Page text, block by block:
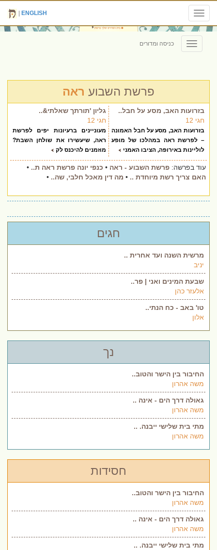
Toggle
navigation
ENGLISH
Toggle
navigation
כניסה ומדורים
פרשת השבוע ראה
בזרועות האב, מסע על חבל..
חגי 12
בזרועות האב, מסע על חבל האמונה
– לפרשת ראה במהלכו של מופע
לוליינות באירופה, הציבו האמני
גליון 'תורתך שאלתי&..
חגי 12
מעוניינים ברעיונות יפים לפרשת
ראה, שיעשירו את שולחן השבת?
מוזמנים להיכנס לק
עוד בפרשה: פרשת השבוע - ראה • כנפי יונה פרשת ראה ת.. •
האם צריך רשת מיוחדת .. • מה דין מאכל חלבי, שה.. •
חגים
מרשית השנה ועד אחרית ..
יניב
שבעת המינים ואני | פר..
אלעזר כהן
טו' באב - כח הנתי..
אלון
נך
החיבור בין הישר והטוב..
משה אהרון
גאולה דרך הים - אינה ..
משה אהרון
מתי בית שלישי ייבנה. ..
משה אהרון
חסידות
החיבור בין הישר והטוב..
משה אהרון
גאולה דרך הים - אינה ..
משה אהרון
מתי בית שלישי ייבנה. ..